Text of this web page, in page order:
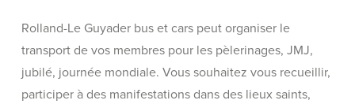
Rolland-Le Guyader bus et cars peut organiser le
transport de vos membres pour les pèlerinages, JMJ,
jubilé, journée mondiale. Vous souhaitez vous recueillir,
participer à des manifestations dans des lieux saints,